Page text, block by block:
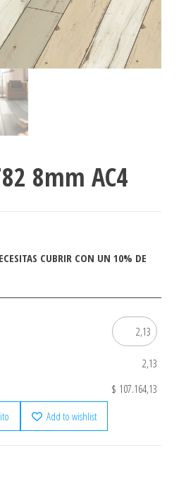
8mm AC4
CUBRIR CON UN 10% DE
2,13
$ 107.164,13
Add to wishlist